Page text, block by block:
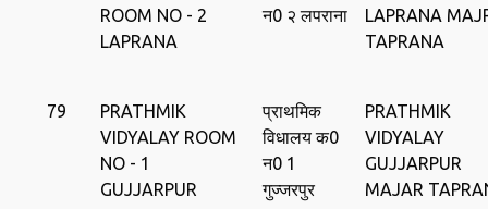
ROOM NO - 2
LAPRANA
न0 २ लपराना
LAPRANA
TAPRANA
79
PRATHMIK
VIDYALAY ROOM
NO - 1
GUJJARPUR
प्राथमिक
विधालय क0
न0 1
गुज्‍जरपुर
PRATHMIK
VIDYALAY
GUJJARPUR
MAJAR